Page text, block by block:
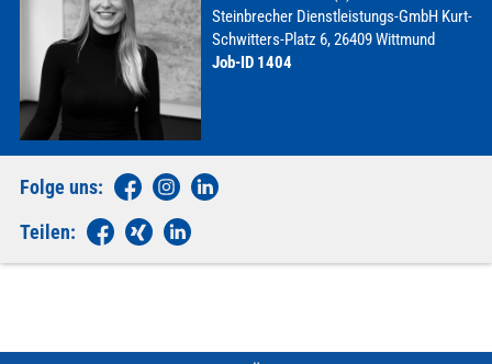
Steinbrecher Dienstleistungs-GmbHKurt-
Schwitters-Platz 6, 26409 Wittmund
Job-ID 1404
Folge uns:
Teilen: